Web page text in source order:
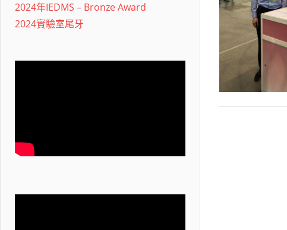
2024年IEDMS – Bronze Award
2024實驗室尾牙